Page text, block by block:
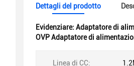
Dettagli del prodotto
Evidenziare: Adaptatore di
OVP Adaptatore di
Linea di CC: